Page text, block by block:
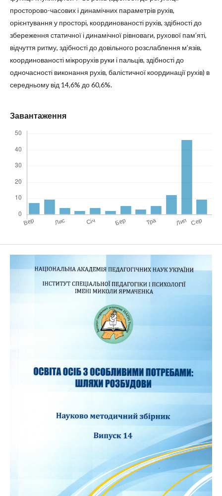
просторово-часових і динамічних параметрів рухів,
орієнтування у просторі, координованості рухів, здібності до
збереження статичної і динамічної рівноваги, рухової пам’яті,
відчуття ритму, здібності до довільного розслаблення м’язів,
координованості мікрорухів руки і пальців, здібності до
одночасності виконання рухів, балістичної координації рухів) в
середньому від 14,6% до 60,6%.
Завантаження